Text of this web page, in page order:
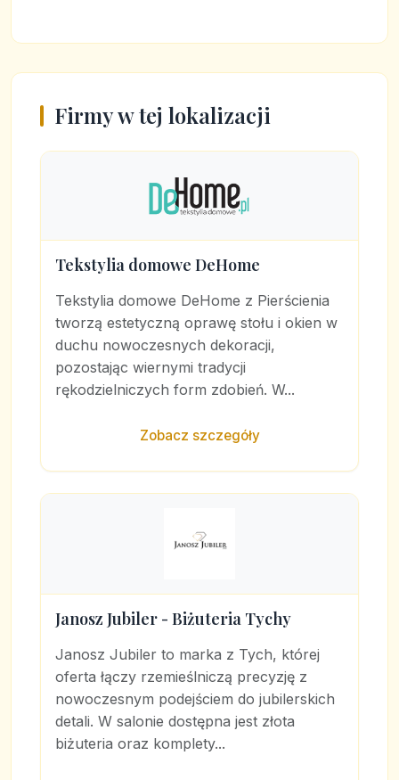
Firmy w tej lokalizacji
Tekstylia domowe DeHome
Tekstylia domowe DeHome z Pierścienia
tworzą estetyczną oprawę stołu i okien w
duchu nowoczesnych dekoracji,
pozostając wiernymi tradycji
rękodzielniczych form zdobień. W...
Zobacz szczegóły
Janosz Jubiler - Biżuteria Tychy
Janosz Jubiler to marka z Tych, której
oferta łączy rzemieślniczą precyzję z
nowoczesnym podejściem do jubilerskich
detali. W salonie dostępna jest złota
biżuteria oraz komplety...